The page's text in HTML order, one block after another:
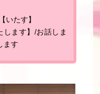
いたす】
ます】/お話しま
ます